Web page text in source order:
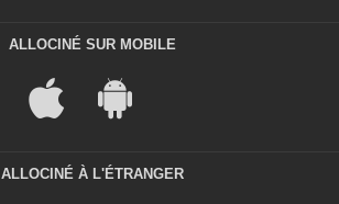
ALLOCINÉ SUR MOBILE
ALLOCINÉ À L'ÉTRANGER